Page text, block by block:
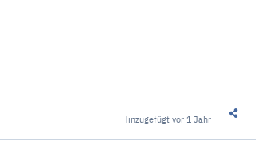
Hinzugefügtvor 1 Jahr